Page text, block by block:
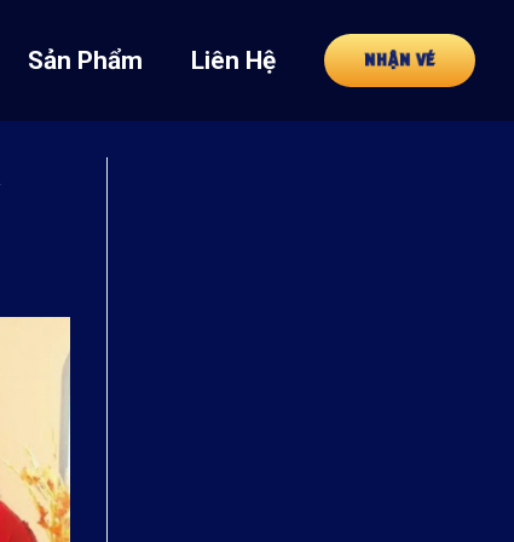
Sản Phẩm Liên Hệ NHẬN VÉ